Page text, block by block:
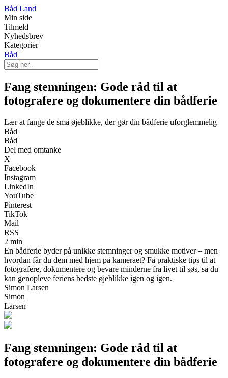
Båd Land
Min side
Tilmeld
Nyhedsbrev
Kategorier
Båd
Fang stemningen: Gode råd til at
fotografere og dokumentere din bådferie
Lær at fange de små øjeblikke, der gør din bådferie uforglemmelig
Båd
Båd
Del med omtanke
X
Facebook
Instagram
LinkedIn
YouTube
Pinterest
TikTok
Mail
RSS
2 min
En bådferie byder på unikke stemninger og smukke motiver – men
hvordan får du dem med hjem på kameraet? Få praktiske tips til at
fotografere, dokumentere og bevare minderne fra livet til søs, så du
kan genopleve feriens bedste øjeblikke igen og igen.
Simon Larsen
Simon
Larsen
Fang stemningen: Gode råd til at
fotografere og dokumentere din bådferie